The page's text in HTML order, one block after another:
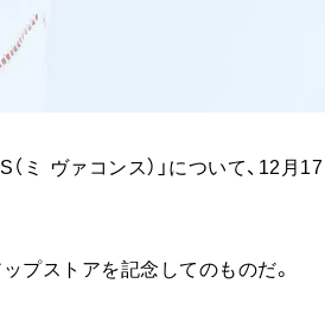
ミ ヴァコンス）」について、12月17
プストアを記念してのものだ。